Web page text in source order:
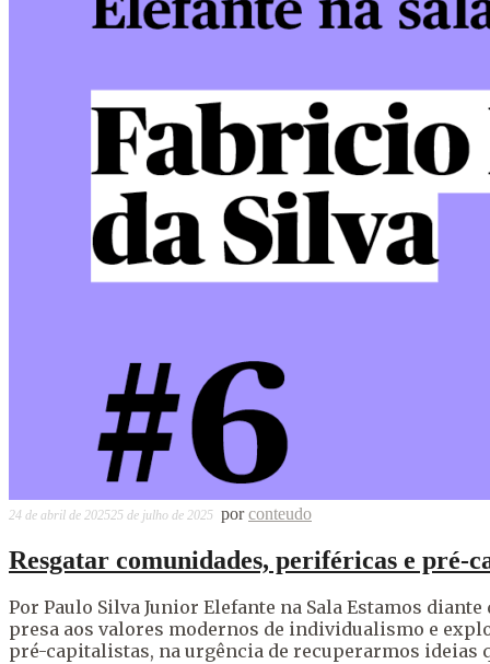
24 de abril de 202525 de julho de 2025 porconteudo
Resgatar comunidades, periféricas e pré-
Por Paulo Silva Junior Elefante na Sala Estamos
presa aos valores modernos de individualismo e
pré-capitalistas, na urgência de recuperarmos